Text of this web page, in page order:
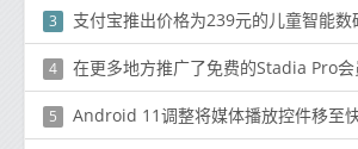
3 支付宝推出价格为239元的儿童智能数
4 在更多地方推广了免费的Stadia Pro
5 Android 11调整将媒体播放控件移至